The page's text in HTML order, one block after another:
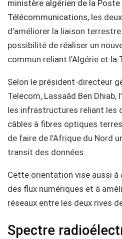
ministère algérien de la
Télécommunications, les
d’améliorer la liaison
possibilité de réaliser un
commun reliant l’Algérie et la
Selon le président-directeur
Telecom, Lassaâd Ben
les infrastructures reliant les
câbles à fibres optiques
de faire de l’Afrique du Nord
transit des données.
Cette orientation vise aussi à
des flux numériques et à
réseaux entre les deux rives
Spectre